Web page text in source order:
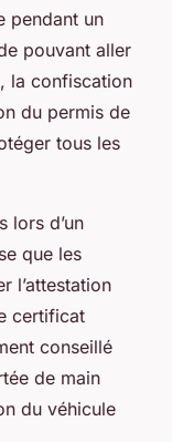
pendant un
pouvant aller
la confiscation
du permis de
tous les
lors d’un
que les
l’attestation
certificat
conseillé
de main
du véhicule